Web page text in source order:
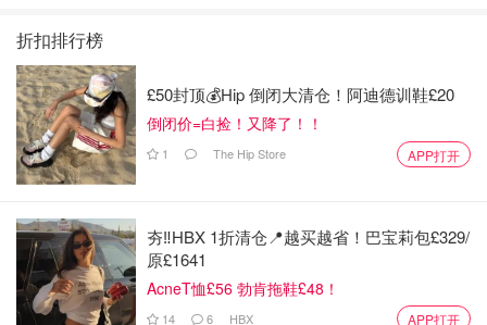
折扣排行榜
£50封顶💰Hip 倒闭大清仓！阿迪德训鞋£20
倒闭价=白捡！又降了！！
1 The Hip Store APP打开
夯‼️HBX 1折清仓📍越买越省！巴宝莉包£329/
原£1641
AcneT恤£56 勃肯拖鞋£48！
14 6 HBX APP打开